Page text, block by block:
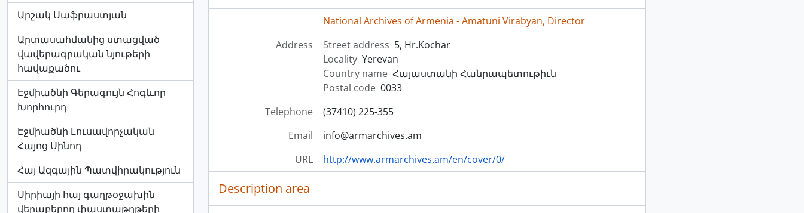
Արշակ Սաֆրաստյան
Արտասահմանից ստացված
վավերագրական նյութերի
հավաքածու
Էջմիածնի Գերագույն Հոգևոր
Խորհուրդ
Էջմիածնի Լուսավորչական
Հայոց Սինոդ
Հայ Ազգային Պատվիրակություն
Սիրիայի հայ գաղթօջախին
վերաբերող փաստաթղթերի
National Archives of Armenia - Amatuni Virabyan, Director
Address
Street address 5, Hr.Kochar
Locality Yerevan
Country name Հայաստանի Հանրապետութիւն
Postal code 0033
Telephone
(37410) 225-355
Email
info@armarchives.am
URL
http://www.armarchives.am/en/cover/0/
Description area